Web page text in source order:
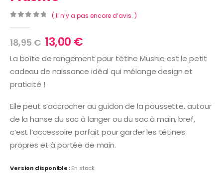
( Il n’y a pas encore d’avis. )
18,95€ Le
prix
initial
était :
18,95 €.
13,00 €Le
prix
actuel
est :
La boîte de rangement pour tétine Mushie est le petit
cadeau de naissance idéal qui mélange design et
praticité !
Elle peut s’accrocher au guidon de la poussette, autour
de la hanse du sac à langer ou du sac à main, bref,
c’est l’accessoire parfait pour garder les tétines
propres et à portée de main.
Version disponible :En stock